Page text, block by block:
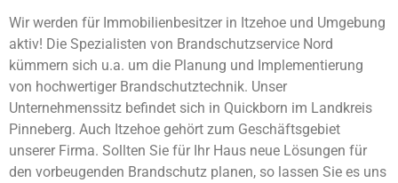
Wir werden für Immobilienbesitzer in Itzehoe und Umgebung
aktiv! Die Spezialisten von Brandschutzservice Nord
kümmern sich u.a. um die Planung und Implementierung
von hochwertiger Brandschutztechnik. Unser
Unternehmenssitz befindet sich in Quickborn im Landkreis
Pinneberg. Auch Itzehoe gehört zum Geschäftsgebiet
unserer Firma. Sollten Sie für Ihr Haus neue Lösungen für
den vorbeugenden Brandschutz planen, so lassen Sie es uns